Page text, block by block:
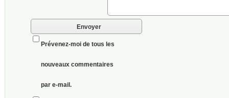
Prévenez-moi de tous les
nouveaux commentaires
par e-mail.